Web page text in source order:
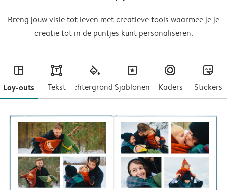
Breng jouw visie tot leven met creatieve tools waarmee je je
creatie tot in de puntjes kunt personaliseren.
layout
Lay-outs
text
Tekst
fill
Achtergronden
masks
Sjablonen
frames
Kaders
stickers
Stickers